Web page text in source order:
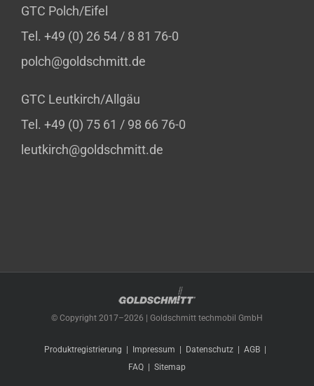
GTC Polch/Eifel
Tel. +49 (0) 26 54 / 8 81 76-0
polch@goldschmitt.de
GTC Leutkirch/Allgäu
Tel. +49 (0) 75 61 / 98 66 76-0
leutkirch@goldschmitt.de
© Copyright 2017–2026 | Goldschmitt techmobil GmbH
Produktregistrierung Impressum Datenschutz
AGB
FAQ
Sitemap